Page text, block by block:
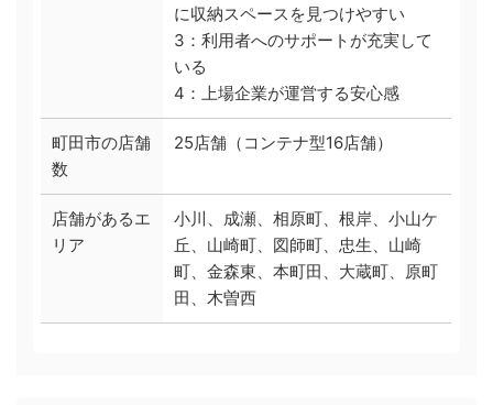
に収納スペースを見つけやすい
3：利用者へのサポートが充実して
いる
4：上場企業が運営する安心感
町田市の店舗
数
25店舗（コンテナ型16店舗）
店舗があるエ
リア
小川、成瀬、相原町、根岸、小山ケ
丘、山崎町、図師町、忠生、山崎
町、金森東、本町田、大蔵町、原町
田、木曽西